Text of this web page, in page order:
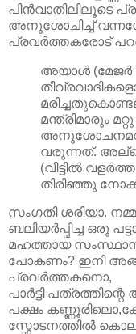
പിന്‍വാതിലിലൂടെ
അനുശോചിച്ച്‌
പ്രവര്‍ത്തകരോട്‌
അയാള്‍ (മേജര്‍
മന്ത്രിമാരും മറ്റു
വരുന്നത്‌.
(വീട്ടില്‍
തിരിഞ്ഞു
സംഗതി ശരിയാ.
ബലിയര്‍പ്പിച്ച ഒരു
മഹത്തായ
പോകണം? ഇനി
പ്രവര്‍ത്തകനൊ,
പാര്‍ട്ടി
പക്ഷം
സ്ഫോടനത്തില്‍